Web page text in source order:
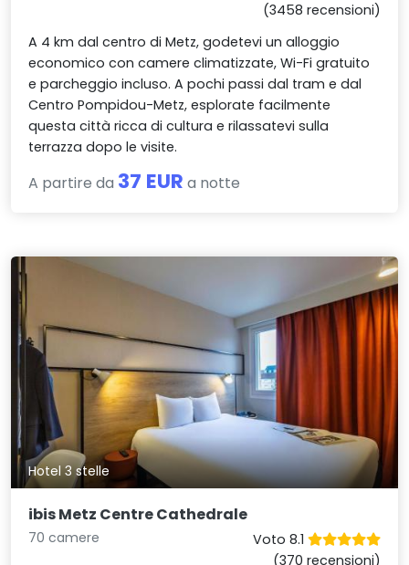
(3458 recensioni)
A 4 km dal centro di Metz, godetevi un alloggio
economico con camere climatizzate, Wi-Fi gratuito
e parcheggio incluso. A pochi passi dal tram e dal
Centro Pompidou-Metz, esplorate facilmente
questa città ricca di cultura e rilassatevi sulla
terrazza dopo le visite.
A partire da 37 EUR a notte
Hotel 3 stelle
ibis Metz Centre Cathedrale
70 camere
Voto 8.1
(370 recensioni)